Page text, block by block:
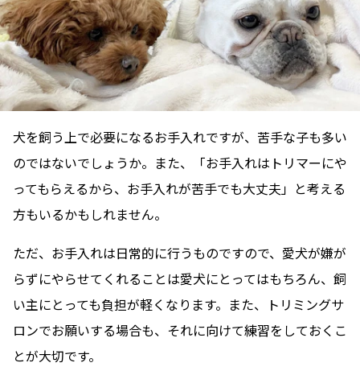
犬を飼う上で必要になるお手入れですが、苦手な子も多い
のではないでしょうか。また、「お手入れはトリマーにや
ってもらえるから、お手入れが苦手でも大丈夫」と考える
方もいるかもしれません。
ただ、お手入れは日常的に行うものですので、愛犬が嫌が
らずにやらせてくれることは愛犬にとってはもちろん、飼
い主にとっても負担が軽くなります。また、トリミングサ
ロンでお願いする場合も、それに向けて練習をしておくこ
とが大切です。